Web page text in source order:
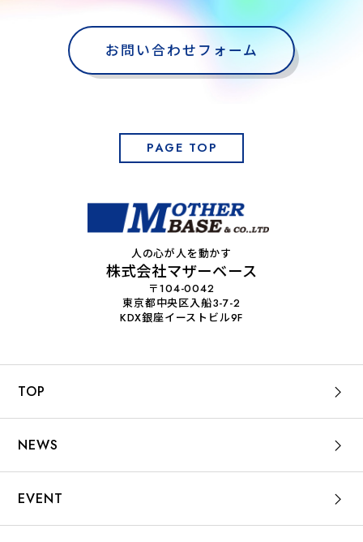
お問い合わせフォーム
PAGE TOP
人の心が人を動かす
株式会社マザーベース
〒104-0042
東京都中央区入船3-7-2
KDX銀座イーストビル9F
TOP
NEWS
EVENT